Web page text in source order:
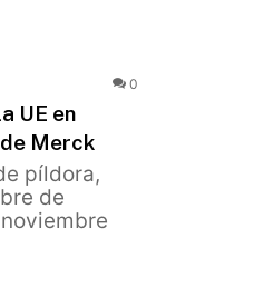
0
UE en
Merck
píldora,
de